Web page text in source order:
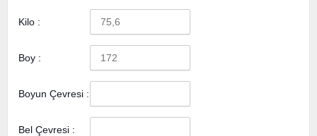
Kilo :
Boy :
Boyun Çevresi :
Bel Çevresi :